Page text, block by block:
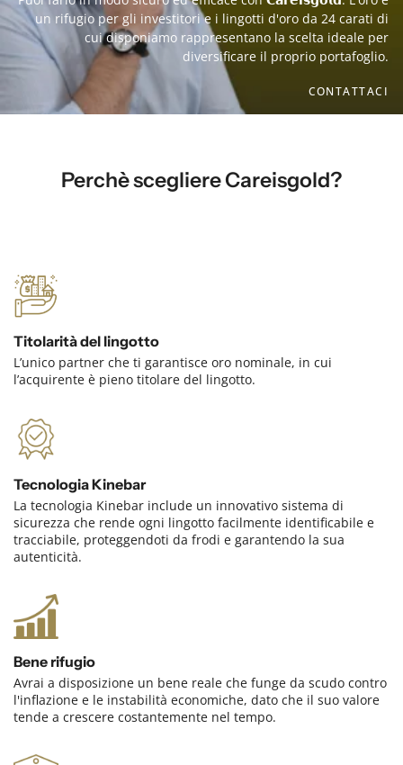
un rifugio per gli investitori e i lingotti d'oro da 24 carati di
cui disponiamo rappresentano la scelta ideale per
diversificare il proprio portafoglio.
CONTATTACI
Perchè scegliere Careisgold?
Titolarità del lingotto
L’unico partner che ti garantisce oro nominale, in cui
l’acquirente è pieno titolare del lingotto.
Tecnologia Kinebar
La tecnologia Kinebar include un innovativo sistema di
sicurezza che rende ogni lingotto facilmente identificabile e
tracciabile, proteggendoti da frodi e garantendo la sua
autenticità.
Bene rifugio
Avrai a disposizione un bene reale che funge da scudo contro
l'inflazione e le instabilità economiche, dato che il suo valore
tende a crescere costantemente nel tempo.